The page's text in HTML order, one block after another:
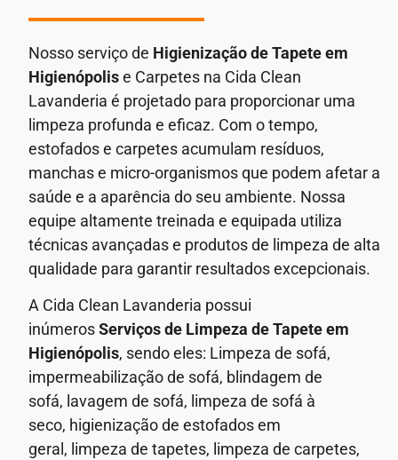
Nosso serviço de Higienização de Tapete em
Higienópolise Carpetes na Cida Clean
Lavanderia é projetado para proporcionar uma
limpeza profunda e eficaz. Com o tempo,
estofados e carpetes acumulam resíduos,
manchas e micro-organismos que podem afetar a
saúde e a aparência do seu ambiente. Nossa
equipe altamente treinada e equipada utiliza
técnicas avançadas e produtos de limpeza de alta
qualidade para garantir resultados excepcionais.
A Cida Clean Lavanderia possui
inúmerosServiços de Limpeza de Tapete em
Higienópolis, sendo eles: Limpeza de sofá,
impermeabilização de sofá, blindagem de
sofá, lavagem de sofá, limpeza de sofá à
seco, higienização de estofados em
geral, limpeza de tapetes, limpeza de carpetes,